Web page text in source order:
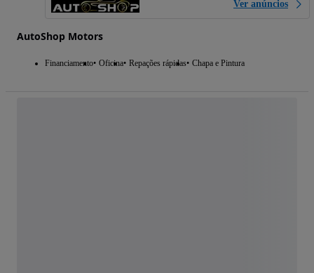
Ver anúncios
AutoShop Motors
Financiamento Oficina Repações rápidas Chapa e Pintura